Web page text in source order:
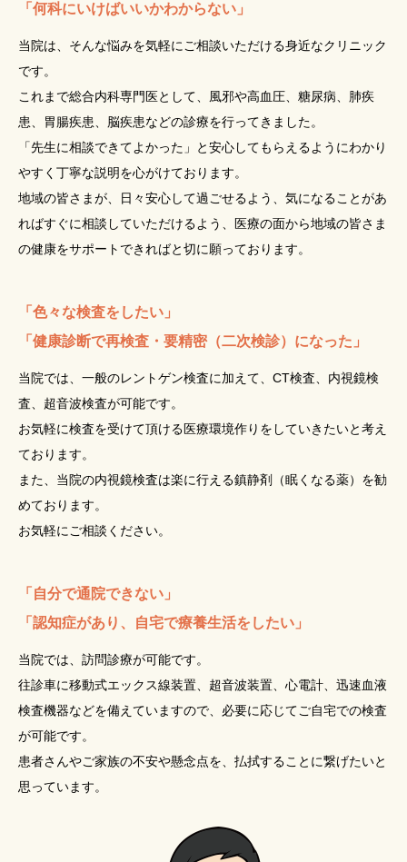
「何科にいけばいいかわからない」
当院は、そんな悩みを気軽にご相談いただける身近なクリニック
です。
これまで総合内科専門医として、風邪や高血圧、糖尿病、肺疾
患、胃腸疾患、脳疾患などの診療を行ってきました。
「先生に相談できてよかった」と安心してもらえるようにわかり
やすく丁寧な説明を心がけております。
地域の皆さまが、日々安心して過ごせるよう、気になることがあ
ればすぐに相談していただけるよう、医療の面から地域の皆さま
の健康をサポートできればと切に願っております。
「色々な検査をしたい」
「健康診断で再検査・要精密（二次検診）になった」
当院では、一般のレントゲン検査に加えて、CT検査、内視鏡検
査、超音波検査が可能です。
お気軽に検査を受けて頂ける医療環境作りをしていきたいと考え
ております。
また、当院の内視鏡検査は楽に行える鎮静剤（眠くなる薬）を勧
めております。
お気軽にご相談ください。
「自分で通院できない」
「認知症があり、自宅で療養生活をしたい」
当院では、訪問診療が可能です。
往診車に移動式エックス線装置、超音波装置、心電計、迅速血液
検査機器などを備えていますので、必要に応じてご自宅での検査
が可能です。
患者さんやご家族の不安や懸念点を、払拭することに繋げたいと
思っています。